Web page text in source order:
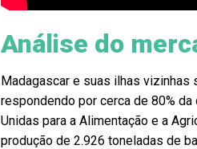
Análise do
Madagascar e suas ilhas vizinhas
respondendo por cerca de 80%
Unidas para a Alimentação e a
produção de 2.926 toneladas de